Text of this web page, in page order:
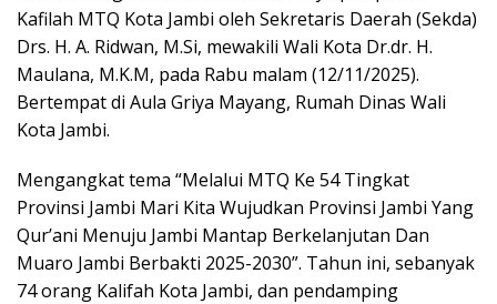
Kafilah MTQ Kota Jambi oleh Sekretaris Daerah (Sekda)
Drs. H. A. Ridwan, M.Si, mewakili Wali Kota Dr.dr. H.
Maulana, M.K.M, pada Rabu malam (12/11/2025).
Bertempat di Aula Griya Mayang, Rumah Dinas Wali
Kota Jambi.
Mengangkat tema “Melalui MTQ Ke 54 Tingkat
Provinsi Jambi Mari Kita Wujudkan Provinsi Jambi Yang
Qur’ani Menuju Jambi Mantap Berkelanjutan Dan
Muaro Jambi Berbakti 2025-2030”. Tahun ini, sebanyak
74 orang Kalifah Kota Jambi, dan pendamping